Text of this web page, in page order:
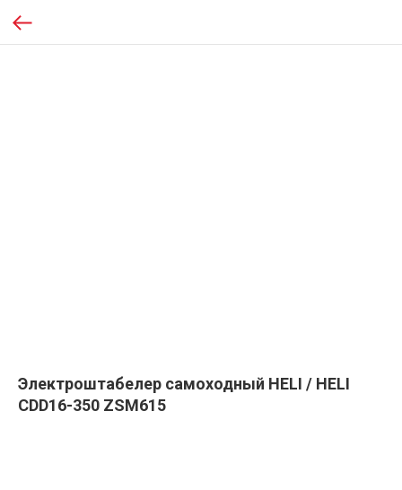
Электроштабелер самоходный HELI / HELI
CDD16-350 ZSM615